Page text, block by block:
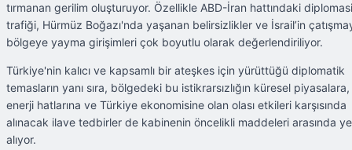
tırmanan gerilim oluşturuyor. Özellikle ABD-İran hattındaki diplomasi
trafiği, Hürmüz Boğazı'nda yaşanan belirsizlikler ve İsrail’in
bölgeye yayma girişimleri çok boyutlu olarak değerlendiriliyor.
Türkiye'nin kalıcı ve kapsamlı bir ateşkes için yürüttüğü diplomatik
temasların yanı sıra, bölgedeki bu istikrarsızlığın küresel piyasalara,
enerji hatlarına ve Türkiye ekonomisine olan olası etkileri karşısında
alınacak ilave tedbirler de kabinenin öncelikli maddeleri arasında
alıyor.